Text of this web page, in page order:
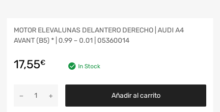
MOTOR ELEVALUNAS DELANTERO DERECHO | AUDI A4
AVANT (B5) * | 0.99 – 0.01 | 05360014
17,55€ In Stock
Añadir al carrito